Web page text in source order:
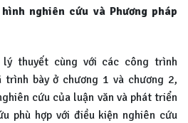
nghiên cứu và Phương pháp
thuyết cùng với các công trình
bày ở chương 1 và chương 2,
cứu của luận văn và phát triển
phù hợp với điều kiện nghiên cứu